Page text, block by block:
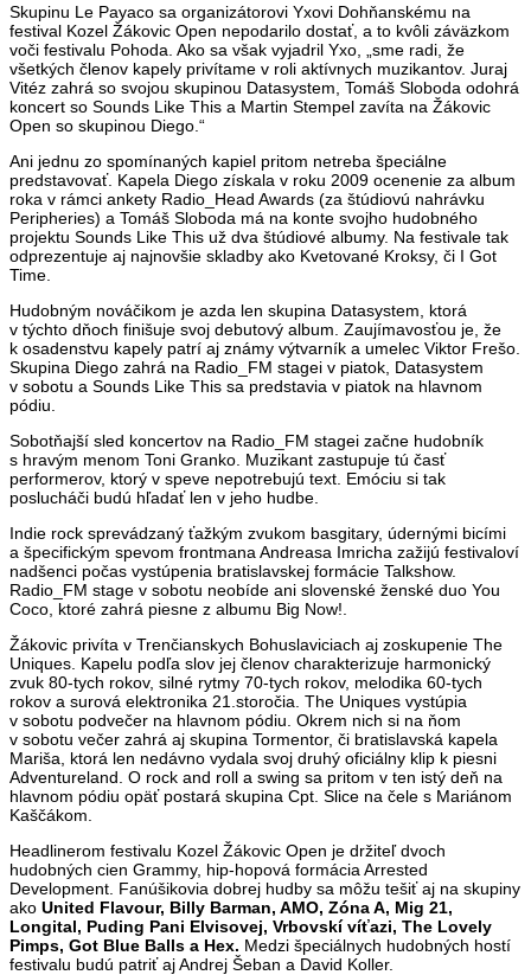
Skupinu Le Payaco sa organizátorovi Yxovi Dohňanskému na
festival Kozel Žákovic Open nepodarilo dostať, a to kvôli záväzkom
voči festivalu Pohoda. Ako sa však vyjadril Yxo, „sme radi, že
všetkých členov kapely privítame v roli aktívnych muzikantov. Juraj
Vitéz zahrá so svojou skupinou Datasystem, Tomáš Sloboda odohrá
koncert so Sounds Like This a Martin Stempel zavíta na Žákovic
Open so skupinou Diego.“
Ani jednu zo spomínaných kapiel pritom netreba špeciálne
predstavovať. Kapela Diego získala v roku 2009 ocenenie za album
roka v rámci ankety Radio_Head Awards (za štúdiovú nahrávku
Peripheries) a Tomáš Sloboda má na konte svojho hudobného
projektu Sounds Like This už dva štúdiové albumy. Na festivale tak
odprezentuje aj najnovšie skladby ako Kvetované Kroksy, či I Got
Time.
Hudobným nováčikom je azda len skupina Datasystem, ktorá
v týchto dňoch finišuje svoj debutový album. Zaujímavosťou je, že
k osadenstvu kapely patrí aj známy výtvarník a umelec Viktor Frešo.
Skupina Diego zahrá na Radio_FM stagei v piatok, Datasystem
v sobotu a Sounds Like This sa predstavia v piatok na hlavnom
pódiu.
Sobotňajší sled koncertov na Radio_FM stagei začne hudobník
s hravým menom Toni Granko. Muzikant zastupuje tú časť
performerov, ktorý v speve nepotrebujú text. Emóciu si tak
poslucháči budú hľadať len v jeho hudbe.
Indie rock sprevádzaný ťažkým zvukom basgitary, údernými bicími
a špecifickým spevom frontmana Andreasa Imricha zažijú festivaloví
nadšenci počas vystúpenia bratislavskej formácie Talkshow.
Radio_FM stage v sobotu neobíde ani slovenské ženské duo You
Coco, ktoré zahrá piesne z albumu Big Now!.
Žákovic privíta v Trenčianskych Bohuslaviciach aj zoskupenie The
Uniques. Kapelu podľa slov jej členov charakterizuje harmonický
zvuk 80-tych rokov, silné rytmy 70-tych rokov, melodika 60-tych
rokov a surová elektronika 21.storočia. The Uniques vystúpia
v sobotu podvečer na hlavnom pódiu. Okrem nich si na ňom
v sobotu večer zahrá aj skupina Tormentor, či bratislavská kapela
Mariša, ktorá len nedávno vydala svoj druhý oficiálny klip k piesni
Adventureland. O rock and roll a swing sa pritom v ten istý deň na
hlavnom pódiu opäť postará skupina Cpt. Slice na čele s Mariánom
Kaščákom.
Headlinerom festivalu Kozel Žákovic Open je držiteľ dvoch
hudobných cien Grammy, hip-hopová formácia Arrested
Development. Fanúšikovia dobrej hudby sa môžu tešiť aj na skupiny
ako United Flavour, Billy Barman, AMO, Zóna A, Mig 21,
Longital, Puding Pani Elvisovej, Vrbovskí víťazi, The Lovely
Pimps, Got Blue Balls a Hex. Medzi špeciálnych hudobných hostí
festivalu budú patriť aj Andrej Šeban a David Koller.